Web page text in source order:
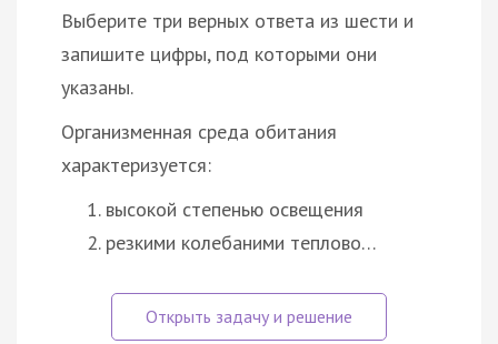
Выберите три верных ответа из шести и
запишите цифры, под которыми они
указаны.
Организменная среда обитания
характеризуется:
высокой степенью освещения
резкими колебаними теплово…